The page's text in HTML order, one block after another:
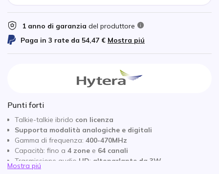
1 anno di garanzia del produttore
Paga in 3 rate da 54,47 € Mostra piú
Punti forti
Talkie-talkie ibrido con licenza
Supporta modalità analogiche e digitali
Gamma di frequenza: 400-470MHz
Capacità: fino a 4 zone e 64 canali
Trasmissione audio HD: altoparlante da 3W
Algoritmi
Mostra piú